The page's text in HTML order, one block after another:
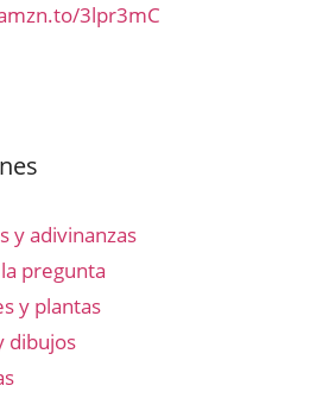
3lpr3mC
y adivinanzas
pregunta
y plantas
dibujos